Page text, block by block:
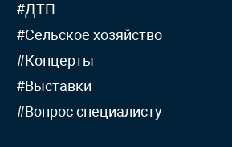
#ДТП
#Сельское хозяйство
#Концерты
#Выставки
#Вопрос специалисту